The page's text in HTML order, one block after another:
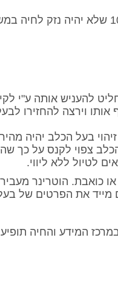
להעניש אותה ע"י
וירצה להחזירו
בעל הכלב יהיה
הכלב צפוי לקנס על כך
לטיול ללא ליווי.
כואבת. הוטרינר
מייד את הפרטים של
המידע והחיה